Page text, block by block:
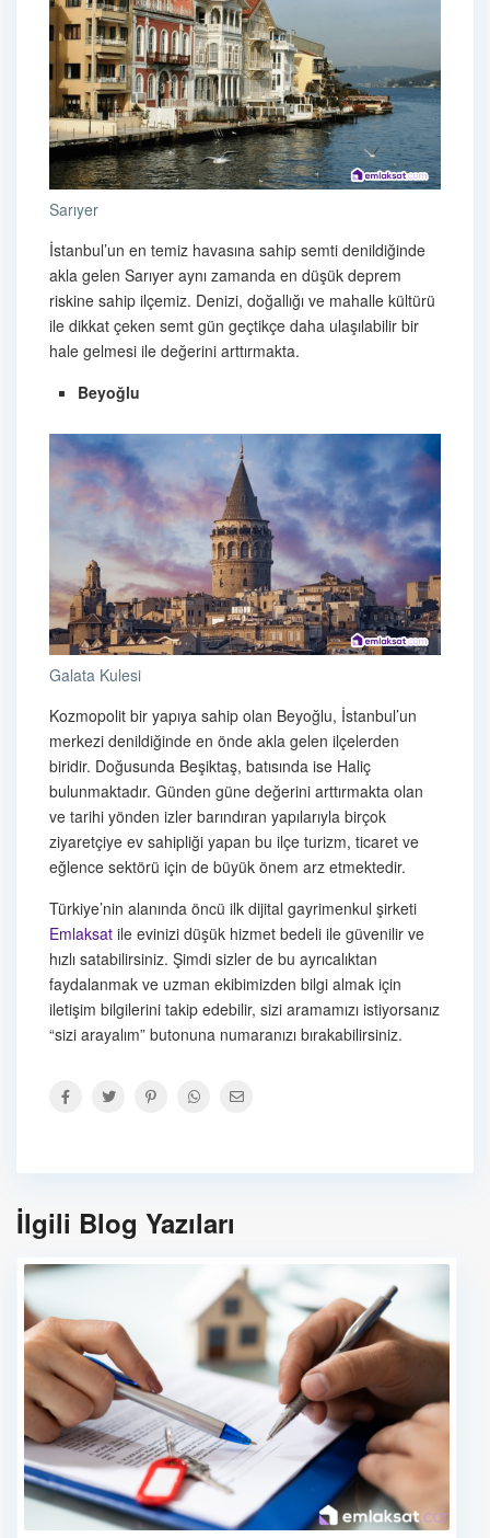
Sarıyer
İstanbul’un en temiz havasına sahip semti denildiğinde
akla gelen Sarıyer aynı zamanda en düşük deprem
riskine sahip ilçemiz. Denizi, doğallığı ve mahalle kültürü
ile dikkat çeken semt gün geçtikçe daha ulaşılabilir bir
hale gelmesi ile değerini arttırmakta.
Beyoğlu
Galata Kulesi
Kozmopolit bir yapıya sahip olan Beyoğlu, İstanbul’un
merkezi denildiğinde en önde akla gelen ilçelerden
biridir. Doğusunda Beşiktaş, batısında ise Haliç
bulunmaktadır. Günden güne değerini arttırmakta olan
ve tarihi yönden izler barındıran yapılarıyla birçok
ziyaretçiye ev sahipliği yapan bu ilçe turizm, ticaret ve
eğlence sektörü için de büyük önem arz etmektedir.
Türkiye’nin alanında öncü ilk dijital gayrimenkul şirketi
Emlaksat ile evinizi düşük hizmet bedeli ile güvenilir ve
hızlı satabilirsiniz. Şimdi sizler de bu ayrıcalıktan
faydalanmak ve uzman ekibimizden bilgi almak için
iletişim bilgilerini takip edebilir, sizi aramamızı istiyorsanız
“sizi arayalım” butonuna numaranızı bırakabilirsiniz.
İlgili Blog Yazıları